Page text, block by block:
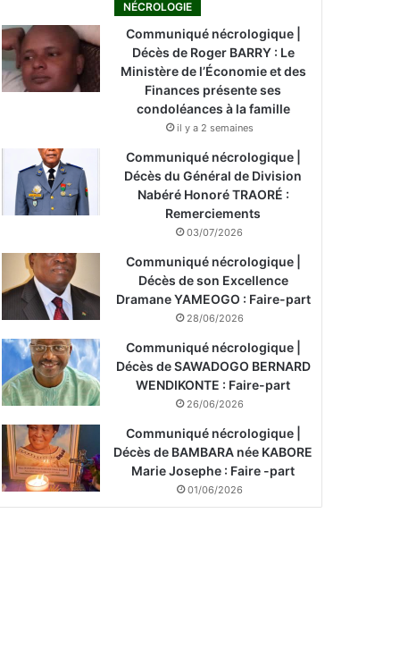
NÉCROLOGIE
Communiqué nécrologique |
Décès de Roger BARRY : Le
Ministère de l’Économie et des
Finances présente ses
condoléances à la famille
il y a 2 semaines
Communiqué nécrologique |
Décès du Général de Division
Nabéré Honoré TRAORÉ :
Remerciements
03/07/2026
Communiqué nécrologique |
Décès de son Excellence
Dramane YAMEOGO : Faire-part
28/06/2026
Communiqué nécrologique |
Décès de SAWADOGO BERNARD
WENDIKONTE : Faire-part
26/06/2026
Communiqué nécrologique |
Décès de BAMBARA née KABORE
Marie Josephe : Faire -part
01/06/2026